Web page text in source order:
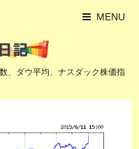
MENU
、ダウ平均、ナスダック株価指